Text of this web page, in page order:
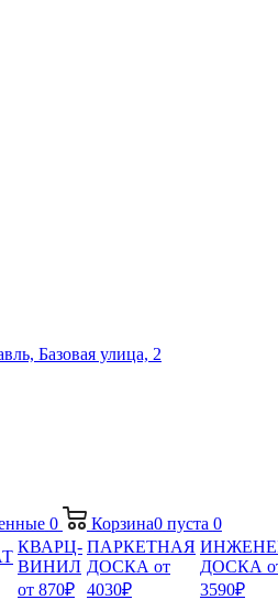
Базовая улица, 2
0 Корзина0 пуста 0
КВАРЦ-
ВИНИЛ
от 870₽
ПАРКЕТНАЯ
ДОСКА от
4030₽
ДОСКА
3590₽